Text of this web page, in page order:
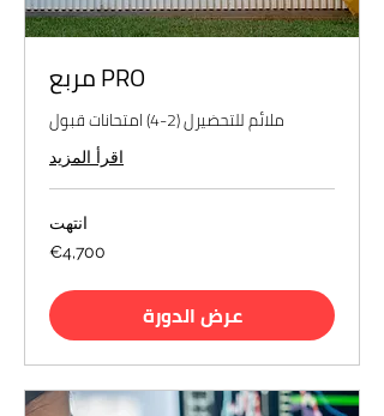
PRO مربع
ملائم للتحضيرل (2-4) امتحانات قبول
اقرأ المزيد
انتهت
€4,700
عرض الدورة